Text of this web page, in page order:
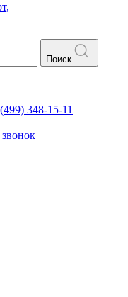
Поиск
348-15-11
звонок